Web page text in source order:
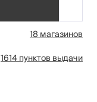
18 магазинов
1614 пунктов выдачи